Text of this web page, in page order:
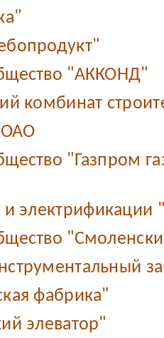
"АККОНД"
комбинат
"Газпром
электрификации
фабрика"
элеватор"